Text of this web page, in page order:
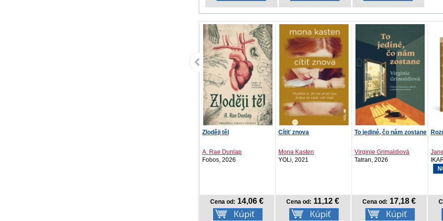
Cítiť znova
Mona Kasten
YOLi, 2021
Cena od: 11,12 €
To jediné, čo nám zostane
Virginie Grimaldiová
Tatran, 2026
Cena od: 17,18 €
Rozum a cit, 2. vydanie
Jane Austen
IKAR, 2026
Cena od: 13,42 €